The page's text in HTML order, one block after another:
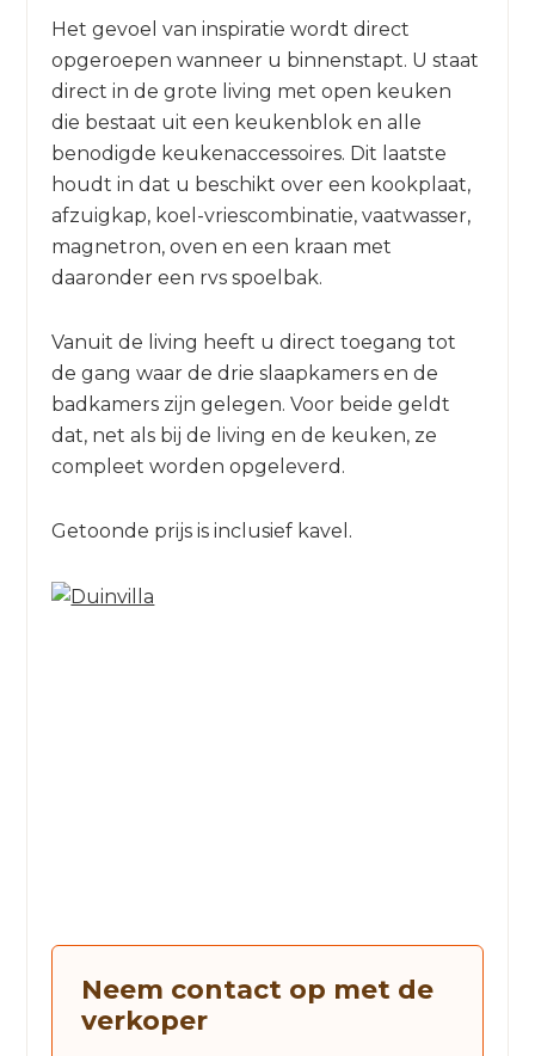
Het gevoel van inspiratie wordt direct
opgeroepen wanneer u binnenstapt. U staat
direct in de grote living met open keuken
die bestaat uit een keukenblok en alle
benodigde keukenaccessoires. Dit laatste
houdt in dat u beschikt over een kookplaat,
afzuigkap, koel-vriescombinatie, vaatwasser,
magnetron, oven en een kraan met
daaronder een rvs spoelbak.
Vanuit de living heeft u direct toegang tot
de gang waar de drie slaapkamers en de
badkamers zijn gelegen. Voor beide geldt
dat, net als bij de living en de keuken, ze
compleet worden opgeleverd.
Getoonde prijs is inclusief kavel.
Neem contact op met de
verkoper